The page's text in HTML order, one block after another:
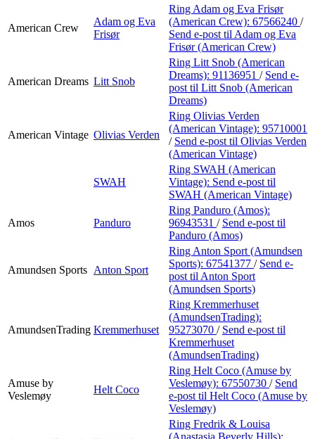
American Crew
Adam og Eva
Frisør
Ring Adam og Eva Frisør
(American Crew): 67566240 /
Send e-post til Adam og Eva
Frisør (American Crew)
American Dreams Litt Snob
Ring Litt Snob (American
Dreams): 91136951 / Send e-
post til Litt Snob (American
Dreams)
American Vintage Olivias Verden
Ring Olivias Verden
(American Vintage): 95710001
/ Send e-post til Olivias Verden
(American Vintage)
SWAH
Ring SWAH (American
Vintage): Send e-post til
SWAH (American Vintage)
Amos Panduro
Ring Panduro (Amos):
96943531 / Send e-post til
Panduro (Amos)
Amundsen Sports Anton Sport
Ring Anton Sport (Amundsen
Sports): 67541377 / Send e-
post til Anton Sport
(Amundsen Sports)
AmundsenTrading Kremmerhuset
Ring Kremmerhuset
(AmundsenTrading):
95273070 / Send e-post til
Kremmerhuset
(AmundsenTrading)
Amuse by
Veslemøy
Helt Coco
Ring Helt Coco (Amuse by
Veslemøy): 67550730 / Send
e-post til Helt Coco (Amuse by
Veslemøy)
Ring Fredrik & Louisa
(Anastasia Beverly Hills):